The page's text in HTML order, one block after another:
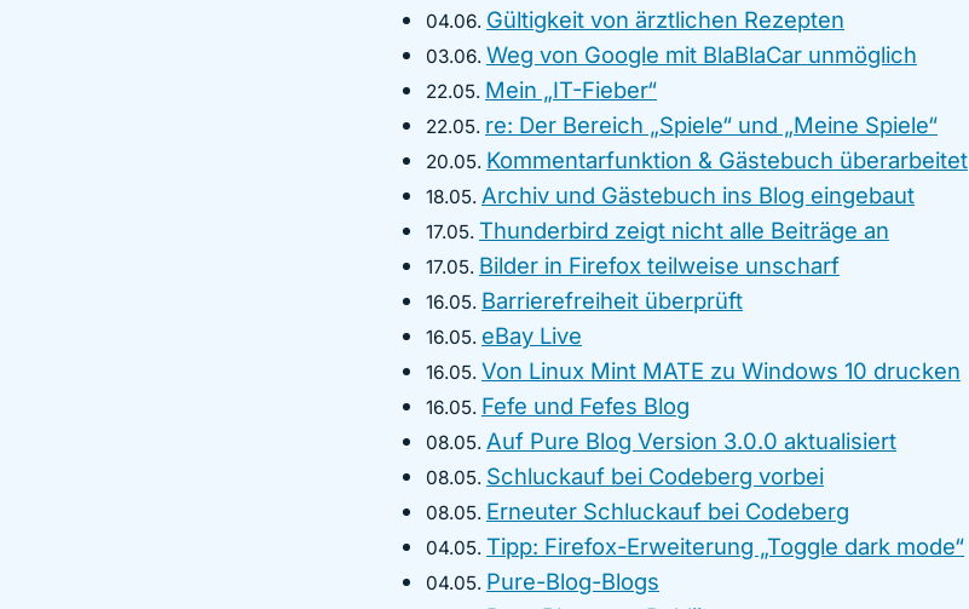
04.06. Gültigkeit von ärztlichen Rezepten
03.06. Weg von Google mit BlaBlaCar unmöglich
22.05. Mein „IT-Fieber“
22.05. re: Der Bereich „Spiele“ und „Meine Spiele“
20.05. Kommentarfunktion & Gästebuch überarbeitet
18.05. Archiv und Gästebuch ins Blog eingebaut
17.05. Thunderbird zeigt nicht alle Beiträge an
17.05. Bilder in Firefox teilweise unscharf
16.05. Barrierefreiheit überprüft
16.05. eBay Live
16.05. Von Linux Mint MATE zu Windows 10 drucken
16.05. Fefe und Fefes Blog
08.05. Auf Pure Blog Version 3.0.0 aktualisiert
08.05. Schluckauf bei Codeberg vorbei
08.05. Erneuter Schluckauf bei Codeberg
04.05. Tipp: Firefox-Erweiterung „Toggle dark mode“
04.05. Pure-Blog-Blogs